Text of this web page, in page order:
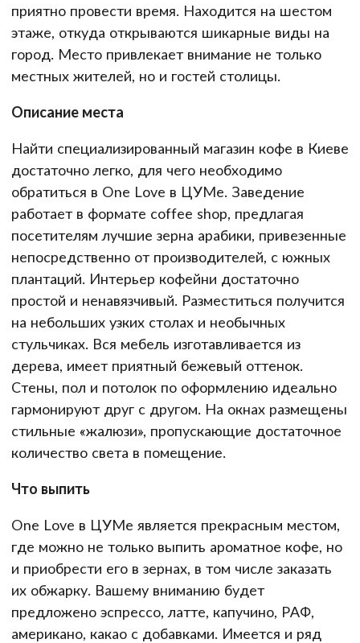
приятно провести время. Находится на шестом
этаже, откуда открываются шикарные виды на
город. Место привлекает внимание не только
местных жителей, но и гостей столицы.
Описание места
Найти специализированный магазин кофе в Киеве
достаточно легко, для чего необходимо
обратиться в One Love в ЦУМе. Заведение
работает в формате coffee shop, предлагая
посетителям лучшие зерна арабики, привезенные
непосредственно от производителей, с южных
плантаций. Интерьер кофейни достаточно
простой и ненавязчивый. Разместиться получится
на небольших узких столах и необычных
стульчиках. Вся мебель изготавливается из
дерева, имеет приятный бежевый оттенок.
Стены, пол и потолок по оформлению идеально
гармонируют друг с другом. На окнах размещены
стильные «жалюзи», пропускающие достаточное
количество света в помещение.
Что выпить
One Love в ЦУМе является прекрасным местом,
где можно не только выпить ароматное кофе, но
и приобрести его в зернах, в том числе заказать
их обжарку. Вашему вниманию будет
предложено эспрессо, латте, капучино, РАФ,
американо, какао с добавками. Имеется и ряд